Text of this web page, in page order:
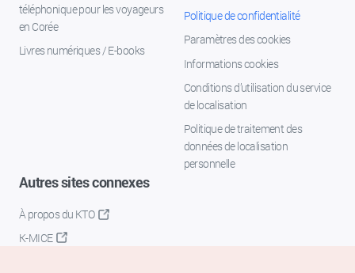
téléphonique pour les voyageurs
en Corée
Livres numériques / E-books
Politique de confidentialité
Paramètres des cookies
Informations cookies
Conditions d’utilisation du service
de localisation
Politique de traitement des
données de localisation
personnelle
Autres sites connexes
À propos du KTO
K-MICE